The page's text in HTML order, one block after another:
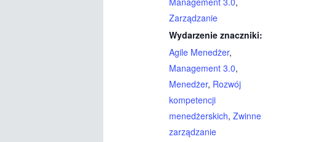
Zarządzanie
Wydarzenie znaczniki:
Agile Menedżer,
Management 3.0,
Menedżer, Rozwój
kompetencji
menedżerskich, Zwinne
zarządzanie